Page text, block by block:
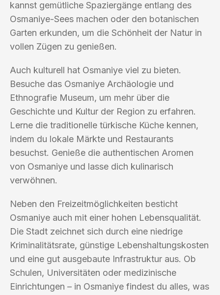
kannst gemütliche Spaziergänge entlang des
Osmaniye-Sees machen oder den botanischen
Garten erkunden, um die Schönheit der Natur in
vollen Zügen zu genießen.
Auch kulturell hat Osmaniye viel zu bieten.
Besuche das Osmaniye Archäologie und
Ethnografie Museum, um mehr über die
Geschichte und Kultur der Region zu erfahren.
Lerne die traditionelle türkische Küche kennen,
indem du lokale Märkte und Restaurants
besuchst. Genieße die authentischen Aromen
von Osmaniye und lasse dich kulinarisch
verwöhnen.
Neben den Freizeitmöglichkeiten besticht
Osmaniye auch mit einer hohen Lebensqualität.
Die Stadt zeichnet sich durch eine niedrige
Kriminalitätsrate, günstige Lebenshaltungskosten
und eine gut ausgebaute Infrastruktur aus. Ob
Schulen, Universitäten oder medizinische
Einrichtungen – in Osmaniye findest du alles, was